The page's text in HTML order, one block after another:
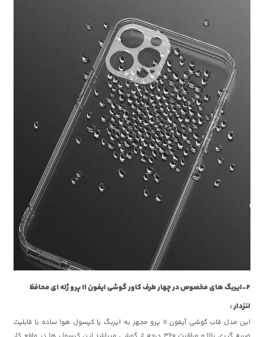
2-ایربگ های مخصوص در چهار طرف کاور گوشی ایفون 11 پرو ژله ای محافظ
لنزدار :
این مدل قاب گوشی آیفون 11 پرو مجهز به ایربگ یا کپسول هوا ساده با قابلیت